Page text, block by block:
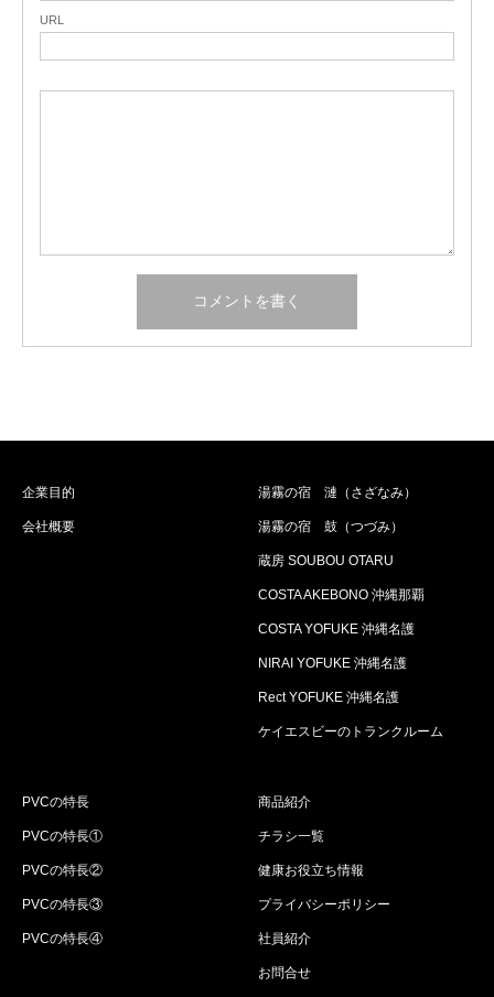
URL
企業目的
会社概要
湯霧の宿 漣（さざなみ）
湯霧の宿 鼓（つづみ）
蔵房 SOUBOU OTARU
COSTA AKEBONO 沖縄那覇
COSTA YOFUKE 沖縄名護
NIRAI YOFUKE 沖縄名護
Rect YOFUKE 沖縄名護
ケイエスビーのトランクルーム
PVCの特長
PVCの特長①
PVCの特長②
PVCの特長③
PVCの特長④
商品紹介
チラシ一覧
健康お役立ち情報
プライバシーポリシー
社員紹介
お問合せ